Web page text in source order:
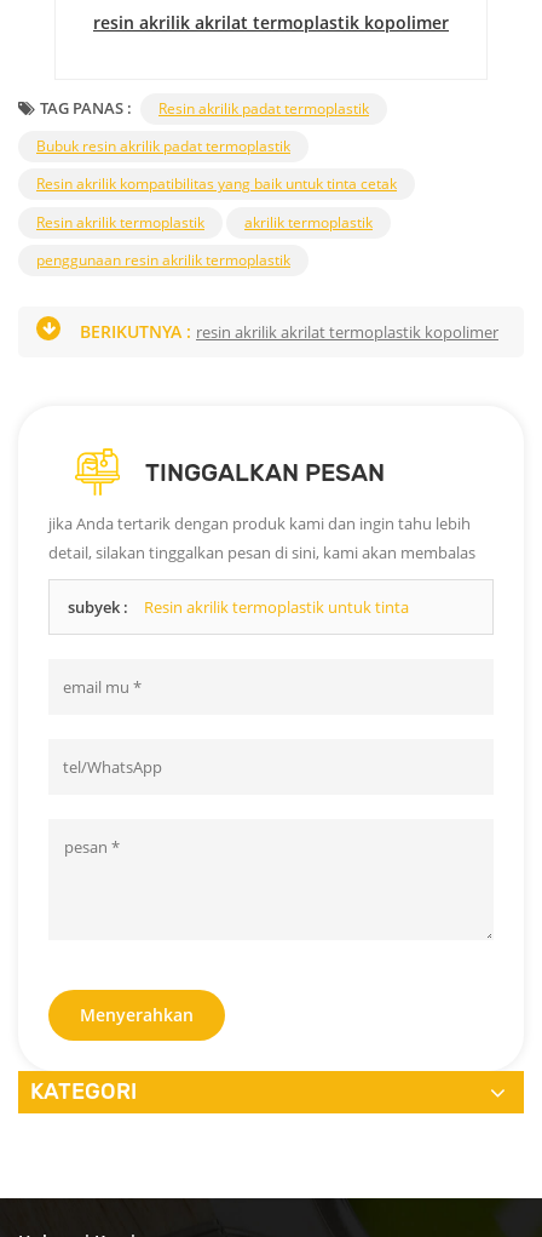
resin akrilik akrilat termoplastik kopolimer
TAG PANAS :
Resin akrilik padat termoplastik
Bubuk resin akrilik padat termoplastik
Resin akrilik kompatibilitas yang baik untuk tinta cetak
Resin akrilik termoplastik
akrilik termoplastik
penggunaan resin akrilik termoplastik
BERIKUTNYA : resin akrilik akrilat termoplastik kopolimer
TINGGALKAN PESAN
jika Anda tertarik dengan produk kami dan ingin tahu lebih
detail, silakan tinggalkan pesan di sini, kami akan membalas
Anda sesegera mungkin.
subyek :
Resin akrilik termoplastik untuk tinta
Menyerahkan
KATEGORI